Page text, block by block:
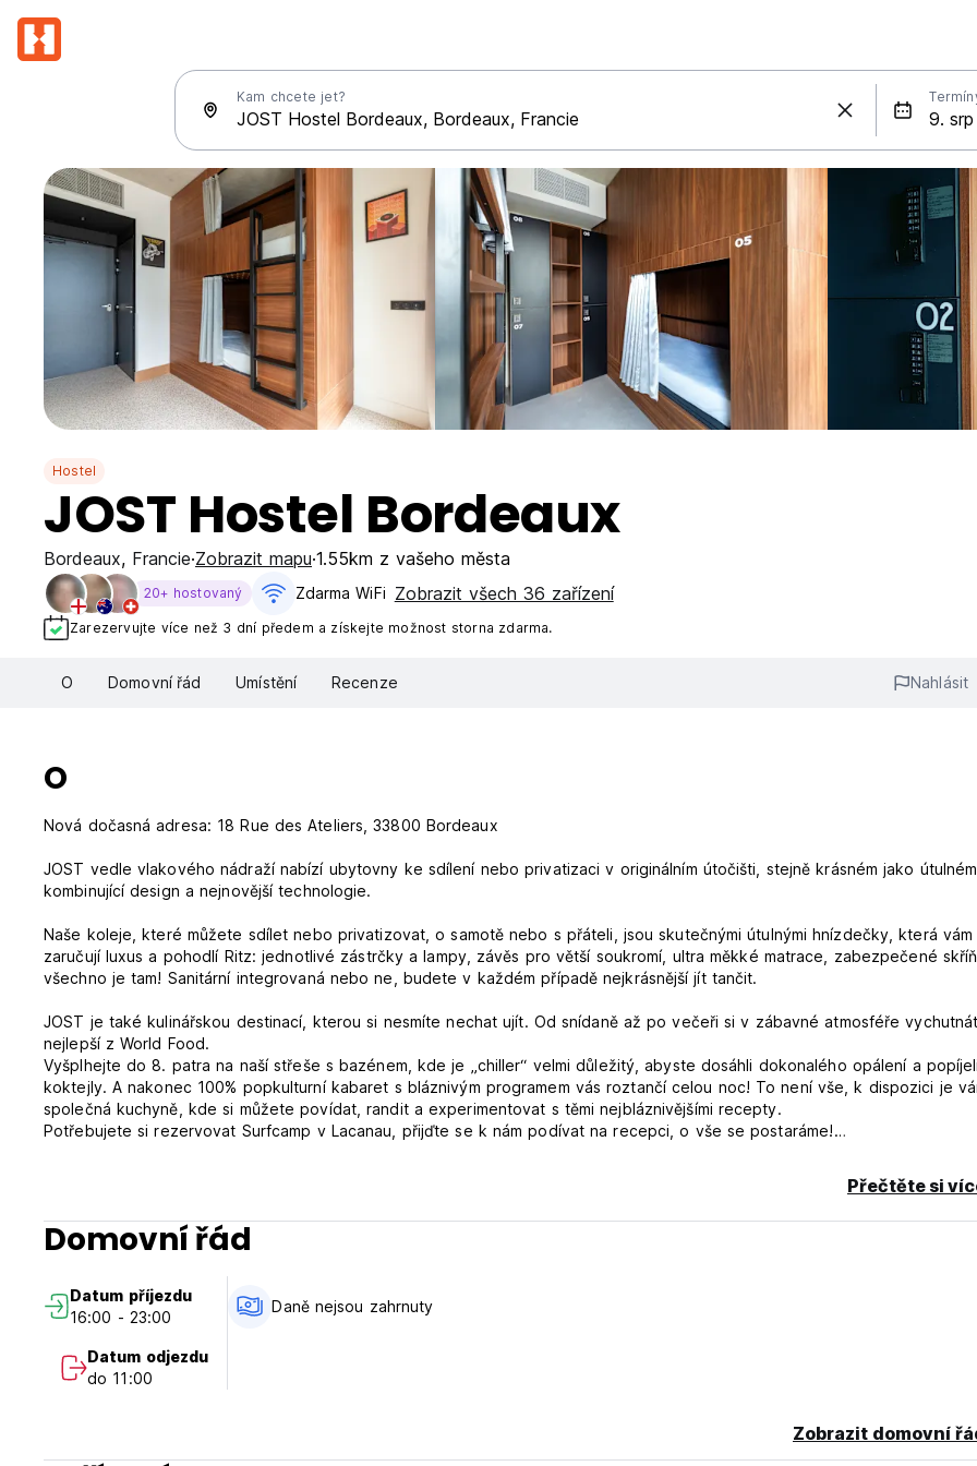
Kam chcete jet?
Hostel
JOST Hostel Bordeaux
Bordeaux, Francie Zobrazit mapu 1.55km z vašeho města
20+ hostovaný Zdarma WiFi Zobrazit všech 36 zařízení
Zarezervujte více než 3 dní předem a získejte možnost storna zdarma.
O Domovní řád Umístění Recenze Nahlásit
O
Nová dočasná adresa: 18 Rue des Ateliers, 33800 Bordeaux
JOST vedle vlakového nádraží nabízí ubytovny ke sdílení nebo privatizaci v originálním útočišti, stejně krásném jako
kombinující design a nejnovější technologie.
Naše koleje, které můžete sdílet nebo privatizovat, o samotě nebo s přáteli, jsou skutečnými útulnými hnízdečky, která vám
zaručují luxus a pohodlí Ritz: jednotlivé zástrčky a lampy, závěs pro větší soukromí, ultra měkké matrace, zabezpečené
všechno je tam! Sanitární integrovaná nebo ne, budete v každém případě nejkrásnější jít tančit.
JOST je také kulinářskou destinací, kterou si nesmíte nechat ujít. Od snídaně až po večeři si v zábavné atmosféře
nejlepší z World Food.
Vyšplhejte do 8. patra na naší střeše s bazénem, ​​kde je „chiller“ velmi důležitý, abyste dosáhli dokonalého opálení a
koktejly. A nakonec 100% popkulturní kabaret s bláznivým programem vás roztančí celou noc! To není vše, k dispozici je
společná kuchyně, kde si můžete povídat, randit a experimentovat s těmi nejbláznivějšími recepty.
Potřebujete si rezervovat Surfcamp v Lacanau, přijďte se k nám podívat na recepci, o vše se postaráme!
Storno podmínky: Host může rezervaci zrušit zdarma do 18:00 v den příjezdu. Pokud host zruší rezervaci po 18:00 v den
bude muset zaplatit částku za první noc.
Odhlášení před 11:00 .
Platba při příjezdu v hotovosti, kreditními kartami.
Toto ubytovací zařízení může před příjezdem provést předběžnou autorizaci vaší karty.
Přečtěte si
Domovní řád
Datum příjezdu
16:00 - 23:00
Datum odjezdu
do 11:00
Daně nejsou zahrnuty
Zobrazit domovní